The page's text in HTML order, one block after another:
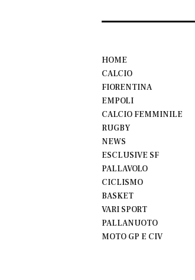
HOME
CALCIO
FIORENTINA
EMPOLI
CALCIO FEMMINILE
RUGBY
NEWS
ESCLUSIVE SF
PALLAVOLO
CICLISMO
BASKET
VARI SPORT
PALLANUOTO
MOTO GP E CIV